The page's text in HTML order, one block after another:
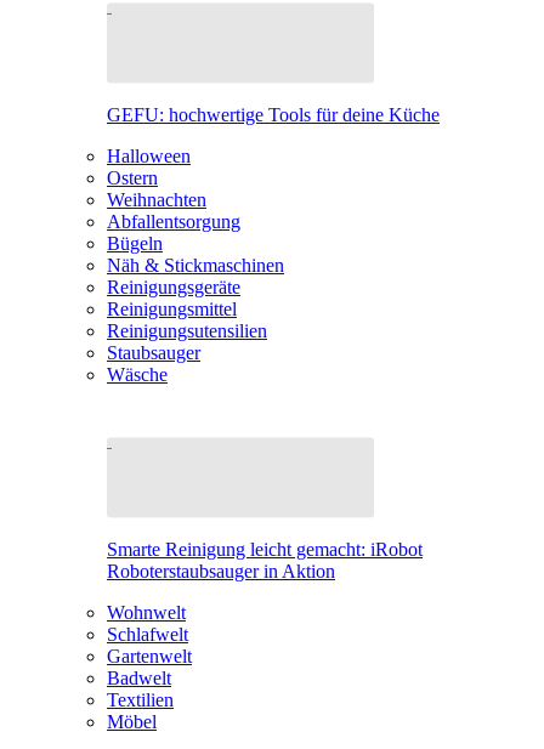
GEFU: hochwertige Tools für deine Küche
Halloween
Ostern
Weihnachten
Abfallentsorgung
Bügeln
Näh & Stickmaschinen
Reinigungsgeräte
Reinigungsmittel
Reinigungsutensilien
Staubsauger
Wäsche
Smarte Reinigung leicht gemacht: iRobot
Roboterstaubsauger in Aktion
Wohnwelt
Schlafwelt
Gartenwelt
Badwelt
Textilien
Möbel